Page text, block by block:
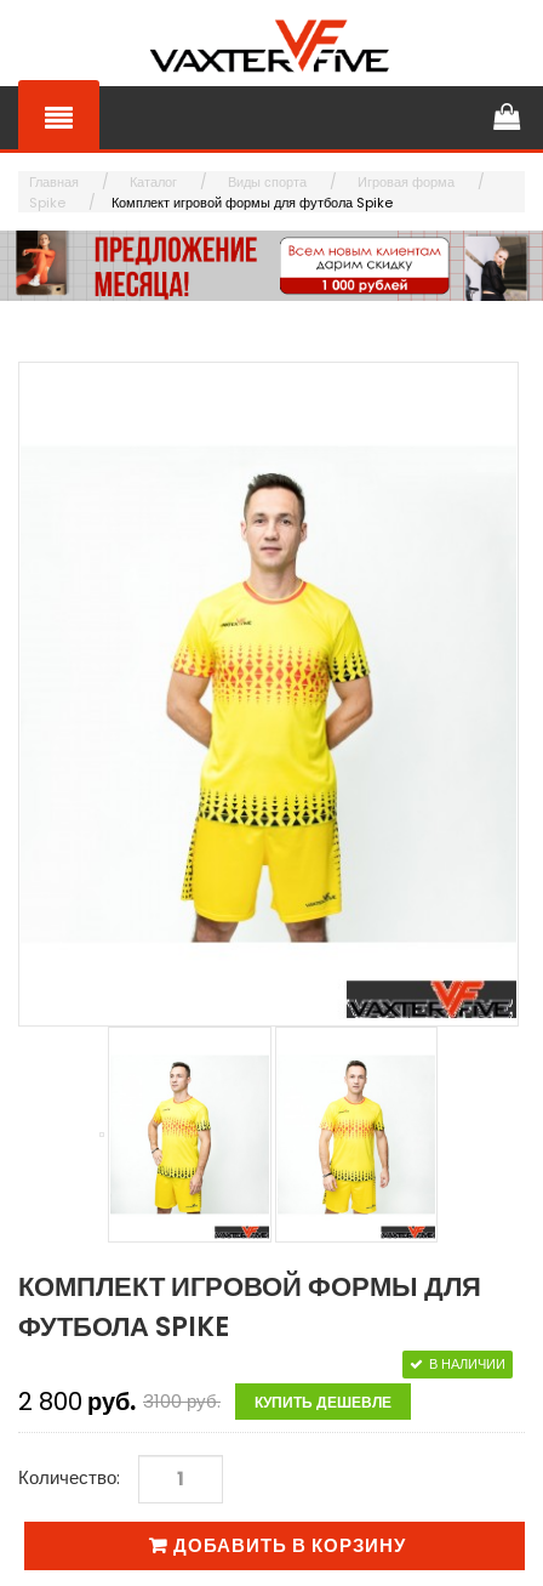
Главная Каталог Виды спорта
Игровая форма
Spike
Комплект игровой формы для футбола Spike
КОМПЛЕКТ ИГРОВОЙ ФОРМЫ ДЛЯ
ФУТБОЛА SPIKE
2 800 руб. 3100руб. КУПИТЬ ДЕШЕВЛЕ
В НАЛИЧИИ
Количество:
ДОБАВИТЬ В КОРЗИНУ